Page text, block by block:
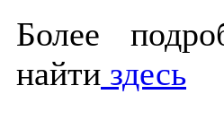
Более
найти здесь